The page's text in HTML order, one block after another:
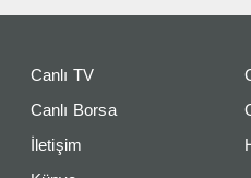
Canlı TV
Canlı Borsa
İletişim